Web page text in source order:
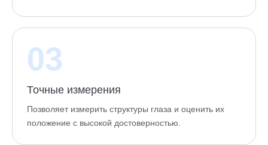
03
Точные измерения
Позволяет измерить структуры глаза и оценить их
положение с высокой достоверностью.